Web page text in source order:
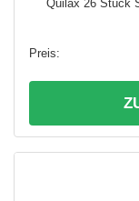
Quilax 26 Stück